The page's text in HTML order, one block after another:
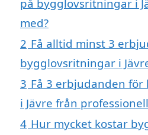
på bygglovsritningar i
med?
2 Få alltid minst 3
bygglovsritningar i
3 Få 3 erbjudanden
i Jävre från
4 Hur mycket kostar